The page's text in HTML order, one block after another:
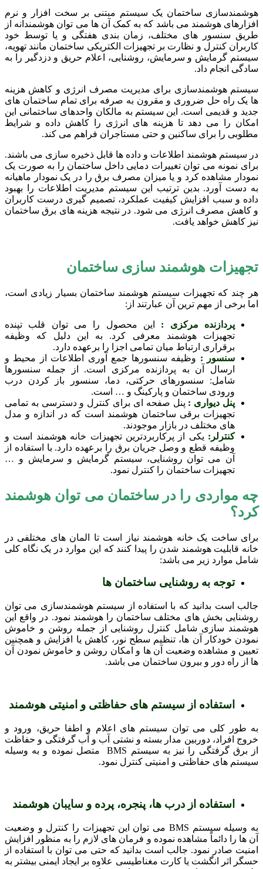
هوشمندسازی ساختمان یک سیستم مبتنی بر سخت افزار و نرم
افزارهای هوشمند می باشد که به کمک آن ها می توان هوشمندانه از
طریق سنسور های مختلف، زمان بندی هفتگی و یا توسط خود
کاربران کنترل و نظارت بر تجهیزات الکتریکی ساختمان مانند تهویه،
سیستم گرمایش و سرمایش، روشنایی، اعلام حریق و دزدگیر را به
سادگی انجام داد.
سیستم هوشمندسازی برای مدیریت مصرف انرژی و کاهش هزینه
ها یک راه حل ضروری و مقرون به صرفه برای تمام ساختمان های
جدید و قدیمی است. این سیستم به مالکان واحدهای ساختمانی این
امکان را می دهد تا هزینه های انرژی را کاهش داده و شرایط
مطلوبی را برای ساکنین و حتی مستاجران فراهم می کند.
در سیستم هوشمند اطلاعات و داده ها قابل ذخیره سازی می باشند.
برای نمونه می توان تغییرات دمایی داخل ساختمان را به صورت یک
نمودار مشاهده کرد و یا میزان مصرف برق را در یک نمودار ماهیانه
به دست آورد. بدین ترتیب این سیستم مدیریت اطلاعات را بهبود
داده و سبب افزایش کیفیت عملکرد، تصمیم گیری درست کاربران
و کاهش مصرف انرژی می شود. در نتیجه هزینه های برق ساختمان
نیز کاهش خواهد یافت.
تجهیزات هوشمند سازی ساختمان
هر چند که تجهیزات سیستم هوشمند ساختمان بسیار زیادی است،
اما برخی از مهم ترین آن عبارتند از:
پردازنده مرکزی : این محصول را می توان قلب تپنده
تجهیزات هوشمند معرفی کرد. به این دلیل که وظیفه
برقراری ارتباط میان تمامی اجزا را برعهده دارد.
سنسور : وظیفه سنسورها جمع آوری اطلاعات از محیط و
ارسال آن به پردازنده مرکزی است. از جمله سنسورها
شامل: سنسورهای حرکتی، دما، سنسور باز کردن درب
ورودی ساختمان و پارکینگ و … است.
پنل دیواری : پنل صفحه ای برای کنترل و دسترسی به تمامی
تجهیزات برقی ساختمان هوشمند است که در اندازه و مدل
های مختلف در بازار موجودند.
کنترلر: یکی از پرکاربردترین تجهیزات خانه هوشمند است و
وظیفه قطع و وصل جریان برق را برعهده دارد. با استفاده از
آن می توان روشنایی، سیستم گرمایش و سرمایش و …
تجهیزات ساختمان را کنترل نمود.
چه مواردی را در ساختمان می توان هوشمند
کرد؟
برای ساخت یک خانه هوشمند نیاز است تا المان های مختلفی در
خانه قابلیت هوشمند شدن را پیدا کنند که این موارد در یک نگاه کلی
شامل موارد زیر می باشد:
توجه به روشنایی ساختمان ها
جالب است بدانید که با استفاده از سیستم هوشمندسازی می توان
روشنایی بخش های مختلف ساختمان را هوشمند نمود. در واقع این
هوشمند سازی شامل کنترل روشنایی از جمله روشن و خاموش
نمودن خودکار آن ها، تنظیم سطح نور، کاهش یا افزایش و همچنین
تعیین و مشاهده وضعیت آن ها و امکان روشن و خاموش نمودن آن
ها از راه دور و بیرون ساختمان می باشد.
استفاده از سیستم های حفاظتی و امنیتی هوشمند
به طور کلی می توان سیستم های اعلام و اطفا حریق، ورود و
خروج افراد، دوربین مدار بسته و نشتی آب و آب گرفتگی و حفاظت
از برق گرفتگی را نیز به سیستم BMS متصل نموده و به وسیله
سیستم های حفاظتی و امنیتی کنترل نمود.
استفاده از درب ها، پنجره، پرده و سایبان هوشمند
به وسیله سیستم BMS می توان این تجهیزات را کنترل و وضعیت
آن ها را دائماً مشاهده نموده و فرمان های لازم را به منظور افزایش
امنیت صادر نمود. جالب است بدانید که حتی می توان با استفاده از
حسگر اثر انگشت یا کارت مغناطیسی علاوه بر ایجاد ایمنی بیشتر به